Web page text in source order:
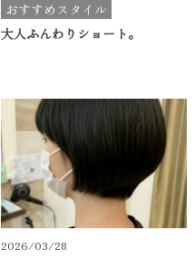
おすすめスタイル
大人ふんわりショート。
2026/03/28